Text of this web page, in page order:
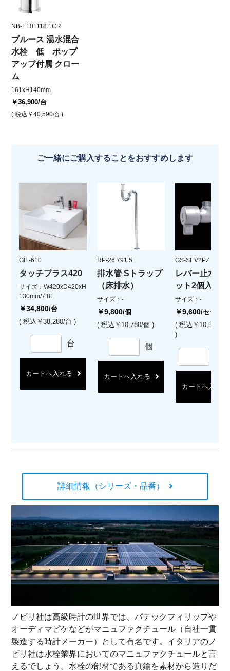
NB-E101118.1CR
ブルース 湯水混合
水栓 低 ポップ
アップ付属 クロー
ム
161xH140mm
￥36,900/台
( 税込 ￥40,590/台 )
ご一緒にご購入することをおすすめします
GIF-610
タッチプラス420
サイズ：W420xD420xH
130mm/7.8L
￥34,800/台
( 税込￥38,280/台 )
台
カートへ入れる
RP-26.791.5
排水管 Sトラップ
（床排水）
サイズ：-
￥9,800/個
( 税込￥10,780/個 )
個
カートへ入れる
GS-SEV2PZ
レバー止水栓
ット2個入)
サイズ：-
￥9,600/セット
( 税込￥10,560/セ
)
カートへ入れる
詳細情報（シリーズ・品番）
ノビリ社は高級時計の世界では、パテックフィリップや
オーディマピケなどがマニュファクチュール（自社一貫
製造する時計メーカー）として有名です。イタリアのノ
ビリ社は水栓業界においてのマニュファクチュールと言
えるでしょう。水栓の部材である真鍮を素材から造りだ